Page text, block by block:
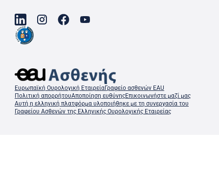
Ευρωπαϊκή Ουρολογική ΕταιρείαΓραφείο ασθενών EAU
Πολιτική απορρήτουΑποποίηση ευθύνηςΕπικοινωνήστε μαζί μας
Αυτή η ελληνική πλατφόρμα υλοποιήθηκε με τη συνεργασία του
Γραφείου Ασθενών της Ελληνικής Ουρολογικής Εταιρείας